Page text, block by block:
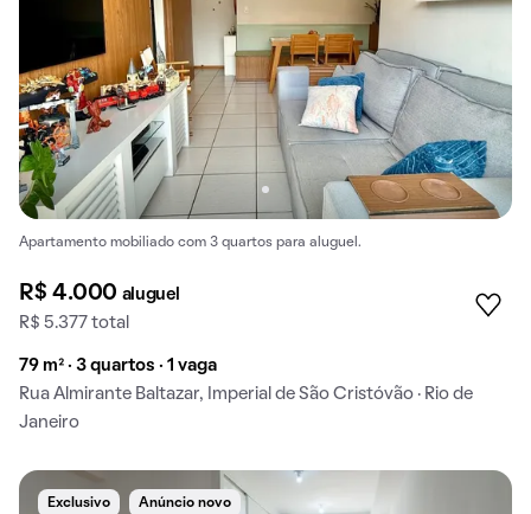
Apartamento mobiliado com 3 quartos para aluguel.
R$ 4.000 aluguel
R$ 5.377 total
79 m² · 3 quartos · 1 vaga
Rua Almirante Baltazar, Imperial de São Cristóvão · Rio de
Janeiro
Exclusivo Anúncio novo